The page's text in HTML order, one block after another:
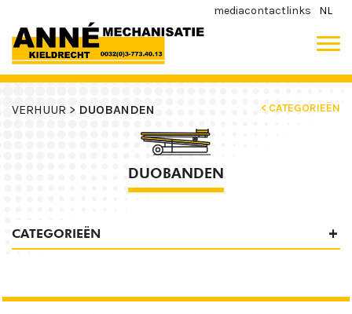
mediacontactlinks NL
VERHUUR > DUOBANDEN < CATEGORIEËN
DUOBANDEN
CATEGORIEËN